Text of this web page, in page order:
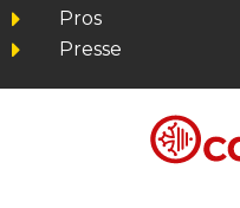
Pros
Presse